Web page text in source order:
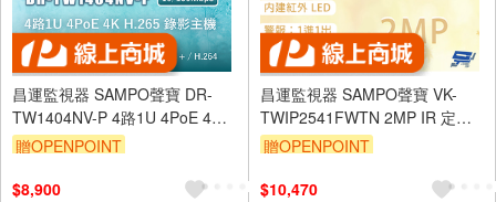
昌運監視器 SAMPO聲寶 DR-
TW1404NV-P 4路1U 4PoE 4K
H.265 錄影主機 10/100Mbps
贈OPENPOINT
$8,900
昌運監視器 SAMPO聲寶 VK-
TWIP2541FWTN 2MP IR 定焦
槍型網路攝影機 內建紅外LED
贈OPENPOINT
$10,470